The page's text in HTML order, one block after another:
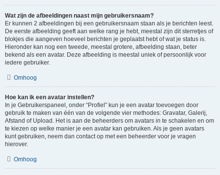
Wat zijn de afbeeldingen naast mijn gebruikersnaam?
Er kunnen 2 afbeeldingen bij een gebruikersnaam staan als je berichten leest.
De eerste afbeelding geeft aan welke rang je hebt, meestal zijn dit sterretjes of
blokjes die aangeven hoeveel berichten je geplaatst hebt of wat je status is.
Hieronder kan nog een tweede, meestal grotere, afbeelding staan, beter
bekend als een avatar. Deze afbeelding is meestal uniek of persoonlijk voor
iedere gebruiker.
Omhoog
Hoe kan ik een avatar instellen?
In je Gebruikerspaneel, onder “Profiel” kun je een avatar toevoegen door
gebruik te maken van één van de volgende vier methodes: Gravatar, Galerij,
Afstand of Upload. Het is aan de beheerders om avatars in te schakelen en om
te kiezen op welke manier je een avatar kan gebruiken. Als je geen avatars
kunt gebruiken, neem dan contact op met een beheerder voor je vragen
hierover.
Omhoog